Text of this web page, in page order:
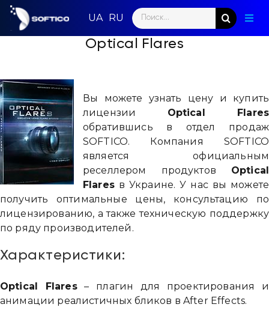
Skip
content
Search
for:
Optical Flares
Вы можете узнать цену и купить
лицензии Optical Flares
обратившись в отдел продаж
SOFTICO. Компания SOFTICO
является официальным
реселлером продуктов Optical
Flaresв Украине. У нас вы можете
получить оптимальные цены, консультацию по
лицензированию, а также техническую поддержку
по ряду производителей.
Характеристики:
Optical Flares– плагин для проектирования и
анимации реалистичных бликов в After Effects.